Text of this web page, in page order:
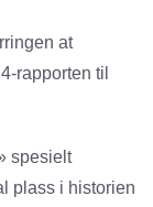
at
rapporten til
spesielt
plass i historien